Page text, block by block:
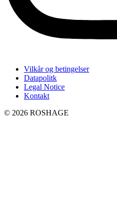
Vilkår og betingelser
Datapolitk
Legal Notice
Kontakt
© 2026 ROSHAGE